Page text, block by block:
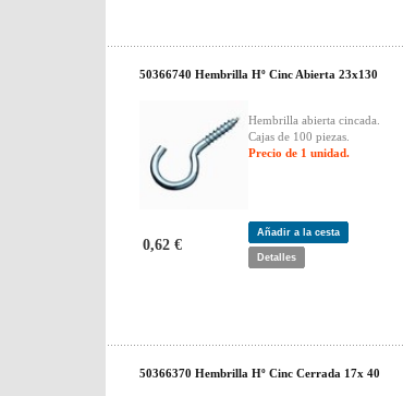
50366740 Hembrilla Hº Cinc Abierta 23x130
Hembrilla abierta cincada.
Cajas de 100 piezas.
Precio de 1 unidad.
0,62 €
Añadir a la cesta
Detalles
50366370 Hembrilla Hº Cinc Cerrada 17x 40